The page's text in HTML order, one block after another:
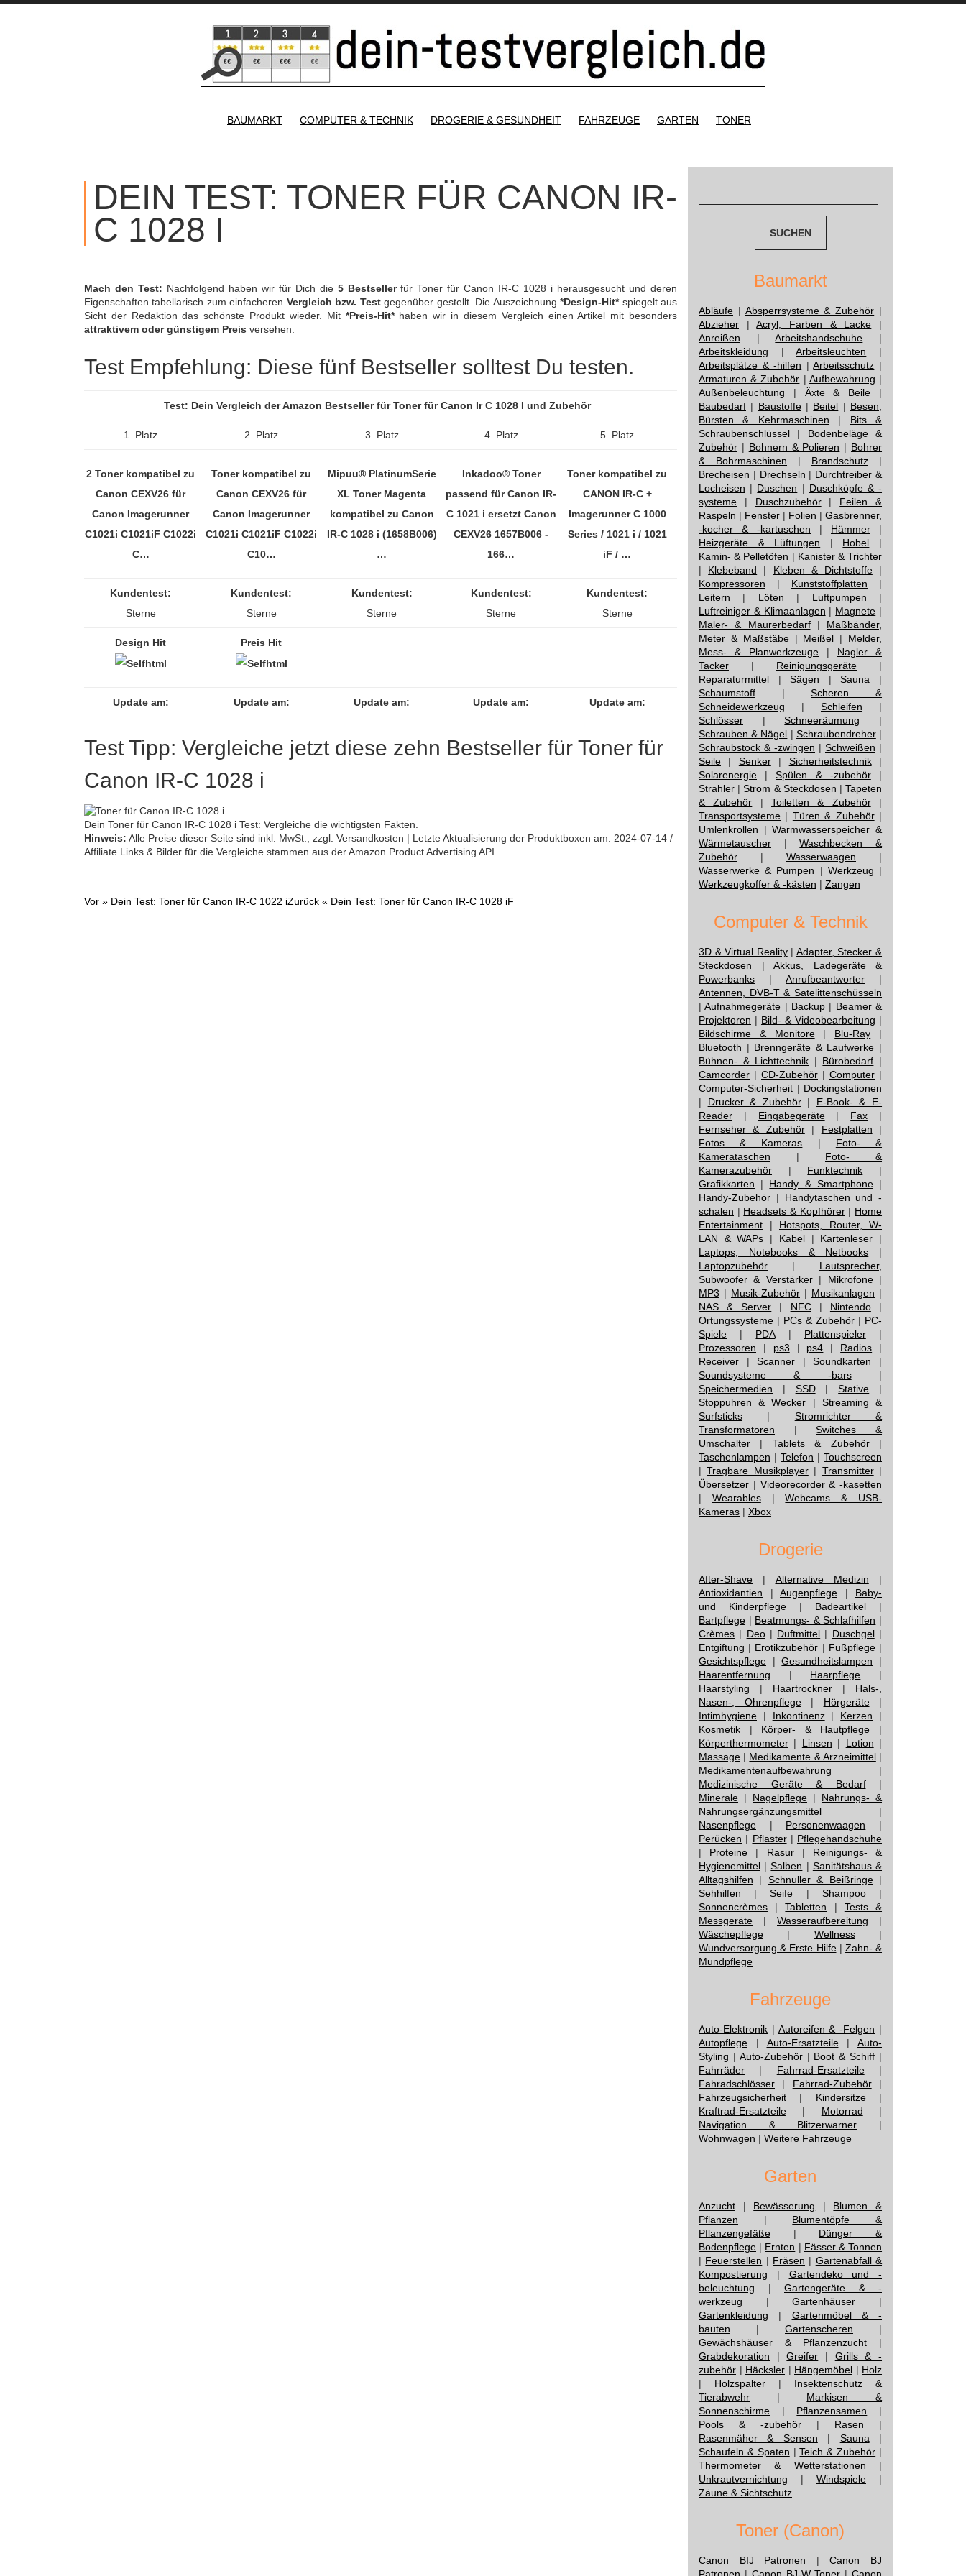
BAUMARKT
COMPUTER & TECHNIK DROGERIE & GESUNDHEIT FAHRZEUGE GARTEN TONER
DEIN TEST: TONER FÜR CANON IR-
C 1028 I
Mach den Test: Nachfolgend haben wir für Dich die 5 Bestsellerfür Toner für Canon IR-C 1028 i herausgesucht und deren
Eigenschaften tabellarisch zum einfacheren Vergleich bzw. Testgegenüber gestellt. Die Auszeichnung*Design-Hit*spiegelt aus
Sicht der Redaktion das schönste Produkt wieder. Mit *Preis-Hit*haben wir in diesem Vergleich einen Artikel mit besonders
attraktivem oder günstigem Preis versehen.
Test Empfehlung: Diese fünf Bestseller solltest Du testen.
Test: Dein Vergleich der Amazon Bestseller für Toner für Canon Ir C 1028 I und Zubehör
1. Platz 2. Platz 3. Platz 4. Platz 5. Platz
2 Toner kompatibel zu
Canon CEXV26 für
Canon Imagerunner
C1021i C1021iF C1022i
C…
Toner kompatibel zu
Canon CEXV26 für
Canon Imagerunner
C1021i C1021iF C1022i
C10…
Mipuu® PlatinumSerie
XL Toner Magenta
kompatibel zu Canon
IR-C 1028 i (1658B006)
…
Inkadoo® Toner
passend für Canon IR-
C 1021 i ersetzt Canon
CEXV26 1657B006 -
166…
Toner kompatibel zu
CANON IR-C +
Imagerunner C 1000
Series / 1021 i / 1021
iF / …
Kundentest:
Sterne
Kundentest:
Sterne
Kundentest:
Sterne
Kundentest:
Sterne
Kundentest:
Sterne
Design Hit Preis Hit
Update am: Update am: Update am: Update am: Update am:
Test Tipp: Vergleiche jetzt diese zehn Bestseller für Toner für
Canon IR-C 1028 i
Dein Toner für Canon IR-C 1028 i Test: Vergleiche die wichtigsten Fakten.
Hinweis: Alle Preise dieser Seite sind inkl. MwSt., zzgl. Versandkosten | Letzte Aktualisierung der Produktboxen am: 2024-07-14 /
Affiliate Links & Bilder für die Vergleiche stammen aus der Amazon Product Advertising API
Post
Vor » Dein Test: Toner für Canon IR-C 1022 iZurück « Dein Test: Toner für Canon IR-C 1028 iF
Baumarkt
Abläufe | Absperrsysteme & Zubehör |
Abzieher |Acryl, Farben & Lacke |
Anreißen |Arbeitshandschuhe |
Arbeitskleidung |Arbeitsleuchten |
Arbeitsplätze & -hilfen |Arbeitsschutz |
Armaturen & Zubehör | Aufbewahrung |
Außenbeleuchtung | Äxte & Beile |
Baubedarf | Baustoffe| Beitel | Besen,
Bürsten & Kehrmaschinen | Bits &
Schraubenschlüssel | Bodenbeläge &
Zubehör | Bohnern & Polieren | Bohrer
& Bohrmaschinen | Brandschutz |
Brecheisen | Drechseln | Durchtreiber &
Locheisen | Duschen | Duschköpfe & -
systeme | Duschzubehör| Feilen &
Raspeln | Fenster | Folien | Gasbrenner,
-kocher & -kartuschen | Hämmer |
Heizgeräte & Lüftungen | Hobel |
Kamin- & Pelletöfen | Kanister & Trichter
| Klebeband | Kleben & Dichtstoffe|
Kompressoren | Kunststoffplatten |
Leitern | Löten | Luftpumpen |
Luftreiniger & Klimaanlagen | Magnete |
Maler- & Maurerbedarf| Maßbänder,
Meter & Maßstäbe| Meißel | Melder,
Mess- & Planwerkzeuge | Nagler &
Tacker | Reinigungsgeräte |
Reparaturmittel |Sägen |Sauna |
Schaumstoff |Scheren &
Schneidewerkzeug | Schleifen |
Schlösser |Schneeräumung |
Schrauben & Nägel | Schraubendreher|
Schraubstock & -zwingen | Schweißen |
Seile | Senker| Sicherheitstechnik|
Solarenergie |Spülen & -zubehör|
Strahler |Strom & Steckdosen |Tapeten
& Zubehör |Toiletten & Zubehör|
Transportsysteme | Türen & Zubehör|
Umlenkrollen |Warmwasserspeicher &
Wärmetauscher |Waschbecken &
Zubehör | Wasserwaagen |
Wasserwerke & Pumpen | Werkzeug |
Werkzeugkoffer & -kästen | Zangen
Computer & Technik
3D & Virtual Reality| Adapter, Stecker &
Steckdosen | Akkus, Ladegeräte &
Powerbanks | Anrufbeantworter |
Antennen, DVB-T & Satelittenschüsseln
|Aufnahmegeräte | Backup | Beamer &
Projektoren | Bild- & Videobearbeitung |
Bildschirme & Monitore| Blu-Ray |
Bluetooth | Brenngeräte & Laufwerke |
Bühnen- & Lichttechnik | Bürobedarf |
Camcorder | CD-Zubehör | Computer |
Computer-Sicherheit | Dockingstationen
| Drucker & Zubehör| E-Book- & E-
Reader | Eingabegeräte| Fax |
Fernseher & Zubehör| Festplatten |
Fotos & Kameras | Foto- &
Kamerataschen | Foto- &
Kamerazubehör | Funktechnik |
Grafikkarten | Handy & Smartphone|
Handy-Zubehör | Handytaschen und -
schalen | Headsets & Kopfhörer| Home
Entertainment | Hotspots, Router, W-
LAN & WAPs | Kabel| Kartenleser |
Laptops, Notebooks & Netbooks |
Laptopzubehör | Lautsprecher,
Subwoofer & Verstärker| Mikrofone|
MP3 | Musik-Zubehör | Musikanlagen |
NAS & Server | NFC| Nintendo|
Ortungssysteme | PCs & Zubehör | PC-
Spiele | PDA| Plattenspieler|
Prozessoren | ps3 | ps4 | Radios |
Receiver |Scanner |Soundkarten |
Soundsysteme & -bars|
Speichermedien | SSD|Stative |
Stoppuhren & Wecker | Streaming &
Surfsticks | Stromrichter &
Transformatoren |Switches &
Umschalter | Tablets & Zubehör|
Taschenlampen | Telefon | Touchscreen
|Tragbare Musikplayer| Transmitter|
Übersetzer | Videorecorder & -kasetten
| Wearables|Webcams & USB-
Kameras | Xbox
Drogerie
After-Shave | Alternative Medizin |
Antioxidantien | Augenpflege | Baby-
und Kinderpflege | Badeartikel |
Bartpflege | Beatmungs- & Schlafhilfen |
Crèmes | Deo| Duftmittel | Duschgel|
Entgiftung | Erotikzubehör | Fußpflege|
Gesichtspflege |Gesundheitslampen |
Haarentfernung | Haarpflege |
Haarstyling | Haartrockner | Hals-,
Nasen-, Ohrenpflege| Hörgeräte|
Intimhygiene | Inkontinenz| Kerzen |
Kosmetik | Körper- & Hautpflege |
Körperthermometer | Linsen | Lotion |
Massage | Medikamente & Arzneimittel|
Medikamentenaufbewahrung |
Medizinische Geräte & Bedarf|
Minerale | Nagelpflege | Nahrungs- &
Nahrungsergänzungsmittel |
Nasenpflege | Personenwaagen |
Perücken | Pflaster| Pflegehandschuhe
| Proteine | Rasur| Reinigungs- &
Hygienemittel |Salben | Sanitätshaus &
Alltagshilfen | Schnuller & Beißringe|
Sehhilfen |Seife | Shampoo|
Sonnencrèmes |Tabletten | Tests &
Messgeräte | Wasseraufbereitung |
Wäschepflege | Wellness|
Wundversorgung & Erste Hilfe| Zahn- &
Mundpflege
Fahrzeuge
Auto-Elektronik | Autoreifen & -Felgen |
Autopflege | Auto-Ersatzteile| Auto-
Styling | Auto-Zubehör| Boot & Schiff |
Fahrräder | Fahrrad-Ersatzteile|
Fahradschlösser | Fahrrad-Zubehör|
Fahrzeugsicherheit | Kindersitze|
Kraftrad-Ersatzteile | Motorrad |
Navigation & Blitzerwarner |
Wohnwagen | Weitere Fahrzeuge
Garten
Anzucht | Bewässerung | Blumen &
Pflanzen | Blumentöpfe &
Pflanzengefäße | Dünger &
Bodenpflege | Ernten | Fässer & Tonnen
| Feuerstellen | Fräsen | Gartenabfall &
Kompostierung | Gartendeko und -
beleuchtung | Gartengeräte & -
werkzeug |Gartenhäuser |
Gartenkleidung | Gartenmöbel & -
bauten | Gartenscheren |
Gewächshäuser & Pflanzenzucht |
Grabdekoration |Greifer | Grills & -
zubehör | Häcksler | Hängemöbel | Holz
| Holzspalter | Insektenschutz &
Tierabwehr | Markisen &
Sonnenschirme | Pflanzensamen |
Pools & -zubehör | Rasen |
Rasenmäher & Sensen | Sauna |
Schaufeln & Spaten |Teich & Zubehör |
Thermometer & Wetterstationen |
Unkrautvernichtung | Windspiele |
Zäune & Sichtschutz
Toner (Canon)
Canon BIJ Patronen |Canon BJ